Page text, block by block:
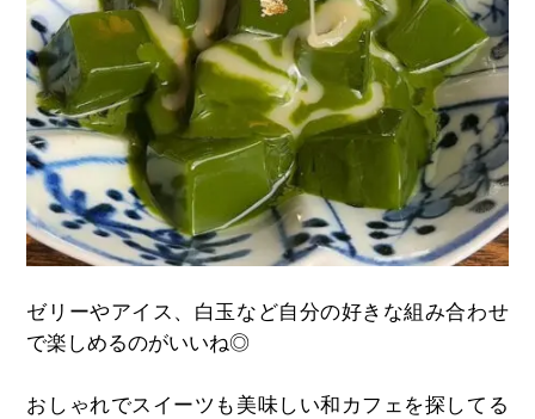
ゼリーやアイス、白玉など自分の好きな組み合わせ
で楽しめるのがいいね◎
おしゃれでスイーツも美味しい和カフェを探してる